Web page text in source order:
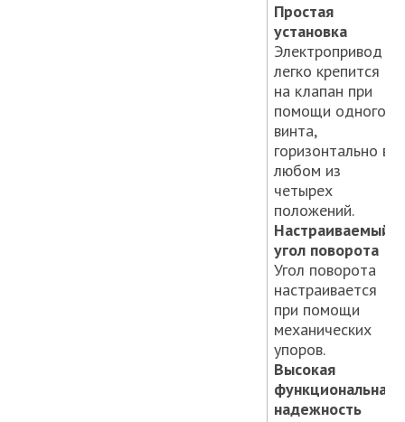
Простая
установка
Электропривод
легко крепится
на клапан при
помощи одного
винта,
горизонтально в
любом из
четырех
положений.
Настраиваемый
угол поворота
Угол поворота
настраивается
при помощи
механических
упоров.
Высокая
функциональная
надежность